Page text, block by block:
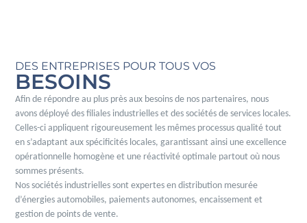
DES ENTREPRISES POUR TOUS VOS
BESOINS
Afin de répondre au plus près aux besoins de nos partenaires, nous
avons déployé des filiales industrielles et des sociétés de services locales.
Celles-ci appliquent rigoureusement les mêmes processus qualité tout
en s’adaptant aux spécificités locales, garantissant ainsi une excellence
opérationnelle homogène et une réactivité optimale partout où nous
sommes présents.
Nos sociétés industrielles sont expertes en distribution mesurée
d’énergies automobiles, paiements autonomes, encaissement et
gestion de points de vente.